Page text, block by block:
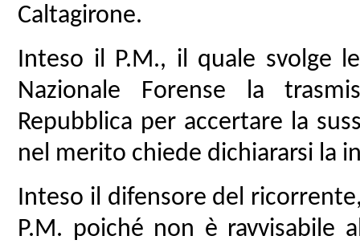
Caltagirone.
Inteso il P.M., il quale svolge
Nazionale Forense la
Repubblica per accertare la
nel merito chiede dichiararsi la
Inteso il difensore del
P.M. poiché non è ravvisabile